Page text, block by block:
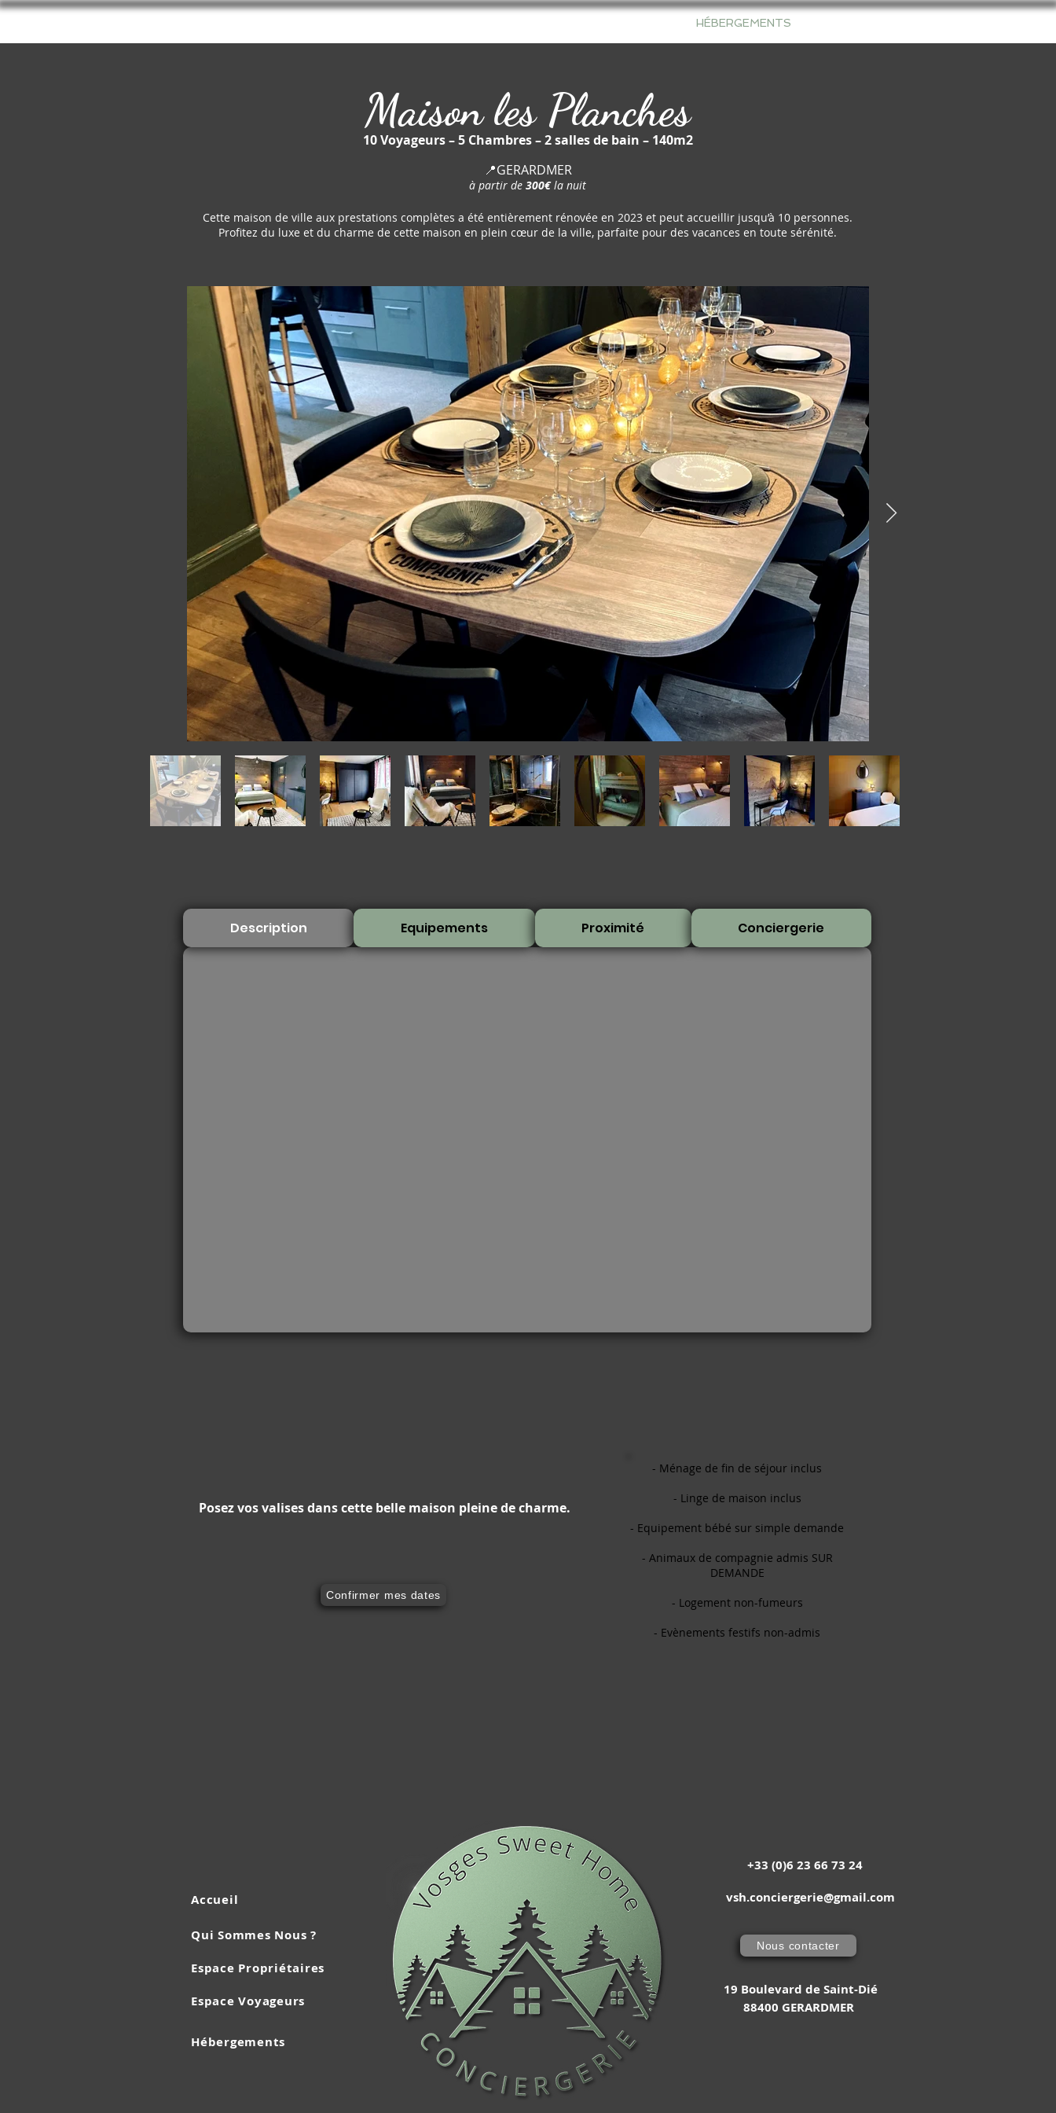
HÉBERGEMENTS
Maison les Planches
10 Voyageurs – 5 Chambres – 2 salles de bain – 140m2
📍GERARDMER
à partir de 300€la nuit
Cette maison de ville aux prestations complètes a été entièrement rénovée en 2023 et peut accueillir jusqu’à 10 personnes.
Profitez du luxe et du charme de cette maison en plein cœur de la ville, parfaite pour des vacances en toute sérénité.
Description Equipements Proximité Conciergerie
Posez vos valises dans cette belle maison pleine de charme.
Confirmer mes dates
- Ménage de fin de séjour inclus
- Linge de maison inclus
- Equipement bébé sur simple demande
- Animaux de compagnie admis SUR
DEMANDE
- Logement non-fumeurs
- Evènements festifs non-admis
Accueil
Qui Sommes Nous ?
Espace Propriétaires
Espace Voyageurs
Hébergements
​+33 (0)6 23 66 73 24​
vsh.conciergerie@gmail.com
Nous contacter
19 Boulevard de Saint-Dié
88400 GERARDMER